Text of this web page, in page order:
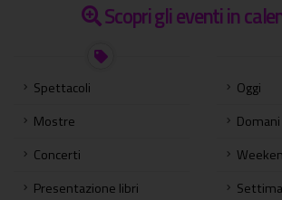
Scopri gli eventi in
Spettacoli
Mostre
Concerti
Presentazione libri
Oggi
Domani